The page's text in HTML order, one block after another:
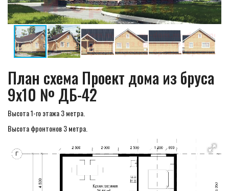
План схема Проект дома из бруса
9х10 № ДБ-42
Высота 1-го этажа 3 метра.
Высота фронтонов 3 метра.